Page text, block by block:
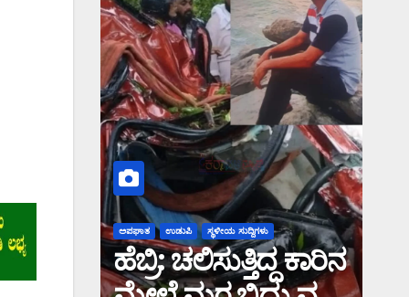
ಅಪಘಾತ ಉಡುಪಿ ಸ್ಥಳೀಯ ಸುದ್ದಿಗಳು
ಹೆಬ್ರಿ: ಚಲಿಸುತ್ತಿದ್ದ ಕಾರಿನ